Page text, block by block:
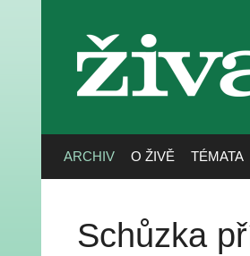
živa
ARCHIV O ŽIVĚ TÉMATA
Schůzka